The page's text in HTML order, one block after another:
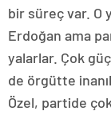
bir süreç var. O
Erdoğan ama
yalarlar. Çok
de örgütte
Özel, partide